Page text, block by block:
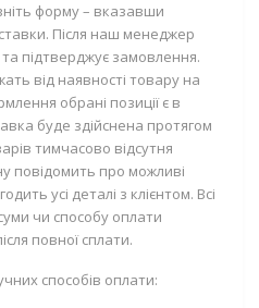
форму – вказавши
Після наш менеджер
підтверджує замовлення.
від наявності товару на
обрані позиції є в
буде здійснена протягом
тимчасово відсутня
повідомить про можливі
усі деталі з клієнтом. Всі
чи способу оплати
повної сплати.
способів оплати: